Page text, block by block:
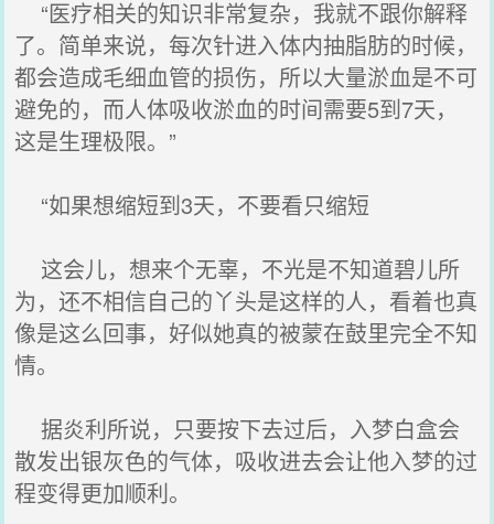
“医疗相关的知识非常复杂，我就不跟你解释
了。简单来说，每次针进入体内抽脂肪的时候，
都会造成毛细血管的损伤，所以大量淤血是不可
避免的，而人体吸收淤血的时间需要5到7天，
这是生理极限。”
“如果想缩短到3天，不要看只缩短
这会儿，想来个无辜，不光是不知道碧儿所
为，还不相信自己的丫头是这样的人，看着也真
像是这么回事，好似她真的被蒙在鼓里完全不知
情。
据炎利所说，只要按下去过后，入梦白盒会
散发出银灰色的气体，吸收进去会让他入梦的过
程变得更加顺利。